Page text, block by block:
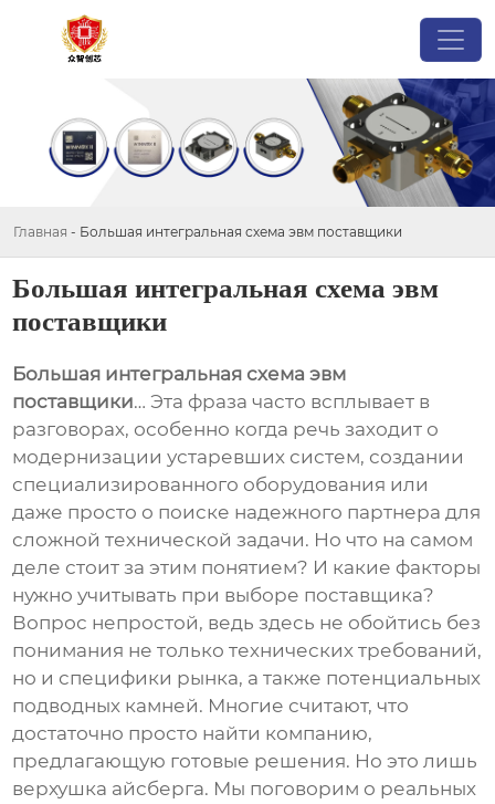
Главная - Большая интегральная схема эвм поставщики
Большая интегральная схема эвм
поставщики
Большая интегральная схема эвм
поставщики… Эта фраза часто всплывает в
разговорах, особенно когда речь заходит о
модернизации устаревших систем, создании
специализированного оборудования или
даже просто о поиске надежного партнера для
сложной технической задачи. Но что на самом
деле стоит за этим понятием? И какие факторы
нужно учитывать при выборе поставщика?
Вопрос непростой, ведь здесь не обойтись без
понимания не только технических требований,
но и специфики рынка, а также потенциальных
подводных камней. Многие считают, что
достаточно просто найти компанию,
предлагающую готовые решения. Но это лишь
верхушка айсберга. Мы поговорим о реальных